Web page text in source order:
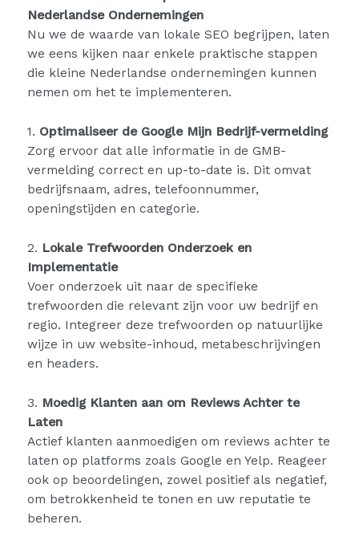
Nederlandse Ondernemingen
Nu we de waarde van lokale SEO begrijpen, laten
we eens kijken naar enkele praktische stappen
die kleine Nederlandse ondernemingen kunnen
nemen om het te implementeren.
1. Optimaliseer de Google Mijn Bedrijf-vermelding
Zorg ervoor dat alle informatie in de GMB-
vermelding correct en up-to-date is. Dit omvat
bedrijfsnaam, adres, telefoonnummer,
openingstijden en categorie.
2. Lokale Trefwoorden Onderzoek en
Implementatie
Voer onderzoek uit naar de specifieke
trefwoorden die relevant zijn voor uw bedrijf en
regio. Integreer deze trefwoorden op natuurlijke
wijze in uw website-inhoud, metabeschrijvingen
en headers.
3. Moedig Klanten aan om Reviews Achter te
Laten
Actief klanten aanmoedigen om reviews achter te
laten op platforms zoals Google en Yelp. Reageer
ook op beoordelingen, zowel positief als negatief,
om betrokkenheid te tonen en uw reputatie te
beheren.